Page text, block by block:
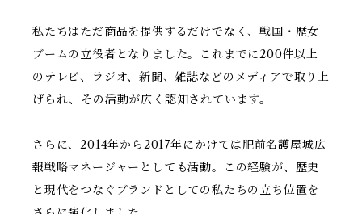
私たちはただ商品を提供するだけでなく、戦国・歴女
ブームの立役者となりました。これまでに200件以上
のテレビ、ラジオ、新聞、雑誌などのメディアで取り上
げられ、その活動が広く認知されています。
さらに、2014年から2017年にかけては肥前名護屋城広
報戦略マネージャーとしても活動。この経験が、歴史
と現代をつなぐブランドとしての私たちの立ち位置を